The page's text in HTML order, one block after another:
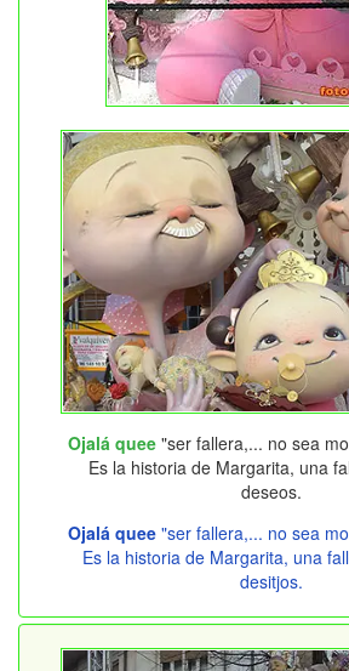
Ojalá quee "ser fallera,... no sea
Es la historia de Margarita, una
deseos.
Ojalá quee "ser fallera,... no sea
Es la historia de Margarita, una
desitjos.